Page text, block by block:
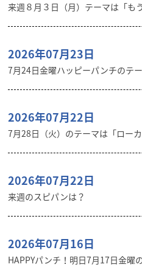
来週８月３日（月）テーマは「も
2026年07月23日
7月24日金曜ハッピーパンチのテ
2026年07月22日
7月28日（火）のテーマは「ロー
2026年07月22日
来週のスピパンは？
2026年07月16日
HAPPYパンチ！明日7月17日金曜